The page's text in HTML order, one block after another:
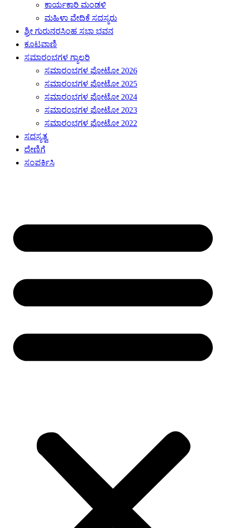
ಕಾರ್ಯಕಾರಿ ಮಂಡಳಿ
ಮಹಿಳಾ ವೇದಿಕೆ ಸದಸ್ಯರು
ಶ್ರೀ ಗುರುನರಸಿಂಹ ಸಭಾ ಭವನ
ಕೂಟವಾಣಿ
ಸಮಾರಂಭಗಳ ಗ್ಯಾಲರಿ
ಸಮಾರಂಭಗಳ ಫೋಟೋ 2026
ಸಮಾರಂಭಗಳ ಫೋಟೋ 2025
ಸಮಾರಂಭಗಳ ಫೋಟೋ 2024
ಸಮಾರಂಭಗಳ ಫೋಟೋ 2023
ಸಮಾರಂಭಗಳ ಫೋಟೋ 2022
ಸದಸ್ಯತ್ವ
ದೇಣಿಗೆ
ಸಂಪರ್ಕಿಸಿ